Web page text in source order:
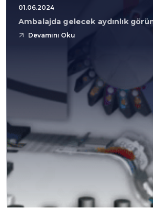
01.06.2024
Ambalajda gelecek aydınlık
Devamını Oku